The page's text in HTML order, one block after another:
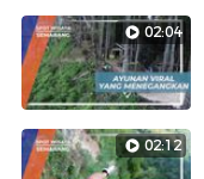
02:04
02:12